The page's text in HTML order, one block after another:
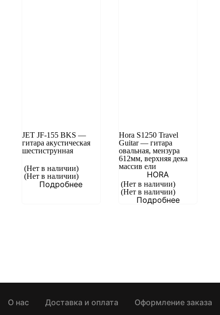
JET JF-155 BKS —
гитара акустическая
шестиструнная
(Нет в наличии)
(Нет в наличии)
Подробнее
Hora S1250 Travel
Guitar — гитара
овальная, мензура
612мм, верхняя дека
массив ели
HORA
(Нет в наличии)
(Нет в наличии)
Подробнее
О нас Доставка и оплата Оформление заказа